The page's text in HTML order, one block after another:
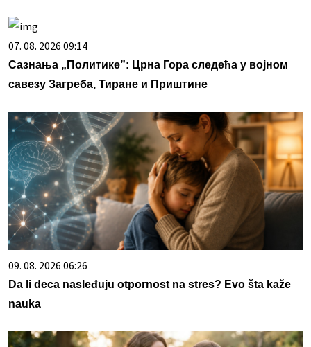
07. 08. 2026 09:14
Сазнања „Политике”: Црна Гора следећа у војном
савезу Загреба, Тиране и Приштине
09. 08. 2026 06:26
Da li deca nasleđuju otpornost na stres? Evo šta kaže
nauka